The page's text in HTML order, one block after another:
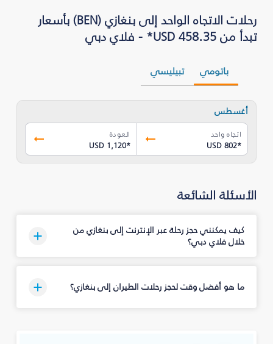
رحلات الاتجاه الواحد إلى بنغازي (BEN) بأسعار
تبدأ من USD 458.35* - فلاي دبي
باتومي تبيليسي
أغسطس
اتجاه واحد
USD 802*
العودة
USD 1,120*
الأسئلة الشائعة
كيف يمكنني حجز رحلة عبر الإنترنت إلى بنغازي من
خلال فلاي دبي؟
ما هو أفضل وقت لحجز رحلات الطيران إلى بنغازي؟